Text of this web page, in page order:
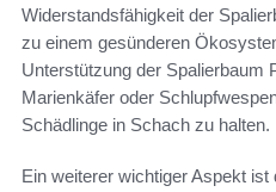
Widerstandsfähigkeit der
zu einem gesünderen
Unterstützung der Spalierbaum
Marienkäfer oder
Schädlinge in Schach zu halten.
Ein weiterer wichtiger Aspekt